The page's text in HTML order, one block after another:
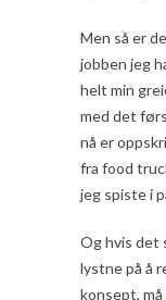
Men så er
jobben jeg
helt min
med det
nå er
fra food
jeg spiste i
Og hvis det
lystne på å
konsept,